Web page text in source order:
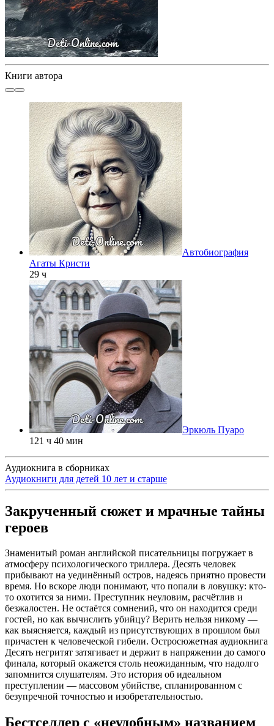
Книги автора
Автобиография
Агаты Кристи
29 ч
Эркюль Пуаро
121 ч 40 мин
Аудиокнига в сборниках
Аудиокниги для детей 10 лет и старше
Закрученный сюжет и мрачные тайны
героев
Знаменитый роман английской писательницы погружает в
атмосферу психологического триллера. Десять человек
прибывают на уединённый остров, надеясь приятно провести
время. Но вскоре люди понимают, что попали в ловушку: кто-
то охотится за ними. Преступник неуловим, расчётлив и
безжалостен. Не остаётся сомнений, что он находится среди
гостей, но как вычислить убийцу? Верить нельзя никому —
как выясняется, каждый из присутствующих в прошлом был
причастен к человеческой гибели. Остросюжетная аудиокнига
Десять негритят затягивает и держит в напряжении до самого
финала, который окажется столь неожиданным, что надолго
запомнится слушателям. Это история об идеальном
преступлении — массовом убийстве, спланированном с
безупречной точностью и изобретательностью.
Бестселлер с «неудобным» названием